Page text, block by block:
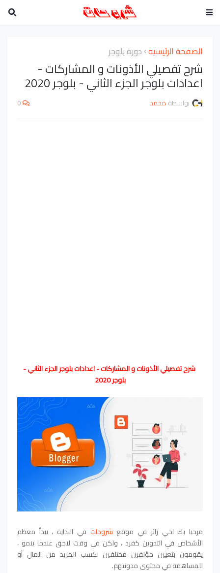
الصفحة الرئيسية دورة بلوجر
شرح تفصيلي الأذونات و المشاركات -
اعدادات بلوجر الجزء الثاني - بلوجر 2020
بواسطة محمد 0
شرح تفصيلي الأذونات و المشاركات - اعدادات بلوجر الجزء الثاني -
بلوجر 2020
مرحبا بك اخي زائر في موقع شروحات في البداية ، يبدأ معظم
الأشخاص في التدوين كفرد ، ولكن في وقت لاحق عندما ينمو ،
يقومون بتعيين مؤلفين مختلفين لكسب المزيد من المال أو
للمساهمة في محتوى مدونتهم.